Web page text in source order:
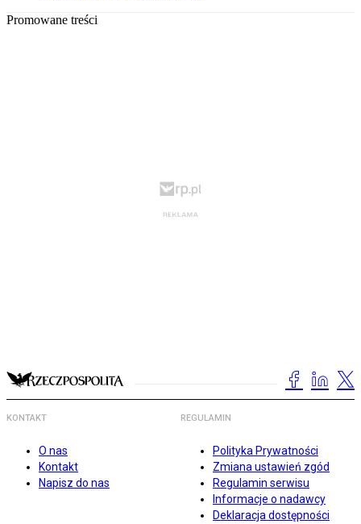
Promowane treści
KONTAKT
O nas
Kontakt
Napisz do nas
REGULAMIN
Polityka Prywatności
Zmiana ustawień zgód
Regulamin serwisu
Informacje o nadawcy
Deklaracja dostępności